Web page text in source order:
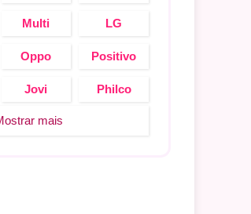
Multi LG
Oppo Positivo
Jovi Philco
mais